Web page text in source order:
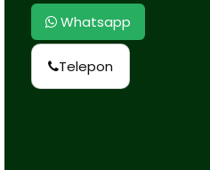
Whatsapp
Telepon